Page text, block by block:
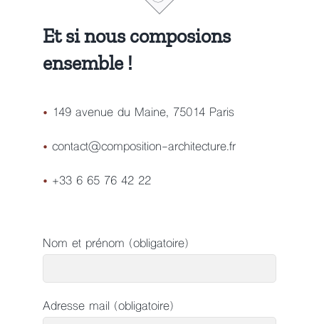
Et si nous composions
ensemble !
• 149 avenue du Maine, 75014 Paris
• contact@composition-architecture.fr
• +33 6 65 76 42 22
Nom et prénom (obligatoire)
Adresse mail (obligatoire)